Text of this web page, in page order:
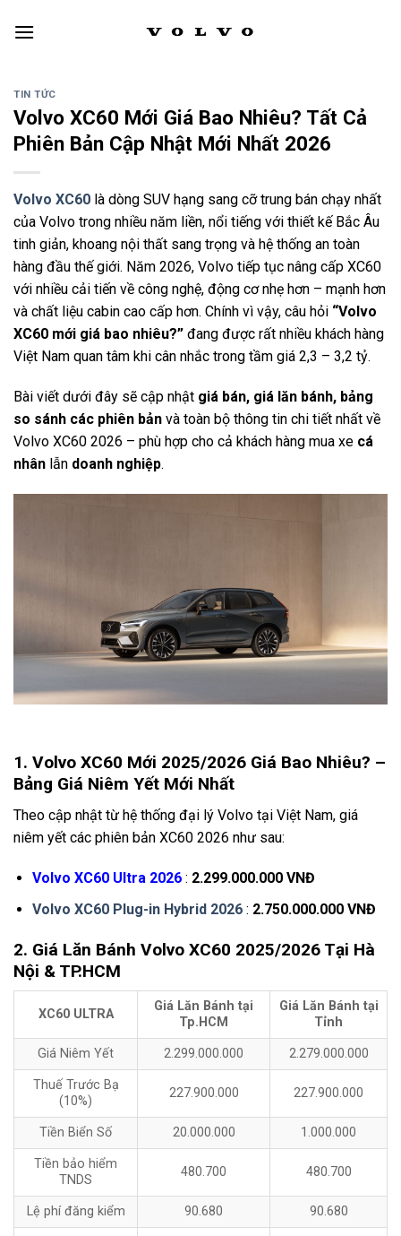
TIN TỨC
Volvo XC60 Mới Giá Bao Nhiêu? Tất Cả
Phiên Bản Cập Nhật Mới Nhất 2026
Volvo XC60 là dòng SUV hạng sang cỡ trung bán chạy nhất
của Volvo trong nhiều năm liền, nổi tiếng với thiết kế Bắc Âu
tinh giản, khoang nội thất sang trọng và hệ thống an toàn
hàng đầu thế giới. Năm 2026, Volvo tiếp tục nâng cấp XC60
với nhiều cải tiến về công nghệ, động cơ nhẹ hơn – mạnh hơn
và chất liệu cabin cao cấp hơn. Chính vì vậy, câu hỏi “Volvo
XC60 mới giá bao nhiêu?” đang được rất nhiều khách hàng
Việt Nam quan tâm khi cân nhắc trong tầm giá 2,3 – 3,2 tỷ.
Bài viết dưới đây sẽ cập nhật giá bán, giá lăn bánh, bảng
so sánh các phiên bản và toàn bộ thông tin chi tiết nhất về
Volvo XC60 2026 – phù hợp cho cả khách hàng mua xe cá
nhân lẫn doanh nghiệp.
1. Volvo XC60 Mới 2025/2026 Giá Bao Nhiêu? –
Bảng Giá Niêm Yết Mới Nhất
Theo cập nhật từ hệ thống đại lý Volvo tại Việt Nam, giá
niêm yết các phiên bản XC60 2026 như sau:
Volvo XC60 Ultra 2026: 2.299.000.000 VNĐ
Volvo XC60 Plug-in Hybrid 2026 : 2.750.000.000 VNĐ
2. Giá Lăn Bánh Volvo XC60 2025/2026 Tại Hà
Nội & TP.HCM
XC60 ULTRA
Giá Lăn Bánh tại
Tp.HCM
Giá Lăn Bánh tại
Tỉnh
Giá Niêm Yết 2.299.000.000 2.279.000.000
Thuế Trước Bạ
(10%)
227.900.000 227.900.000
Tiền Biển Số 20.000.000 1.000.000
Tiền bảo hiểm
TNDS
480.700 480.700
Lệ phí đăng kiểm 90.680 90.680